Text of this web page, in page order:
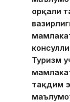
орқали
Туризм
тақдим